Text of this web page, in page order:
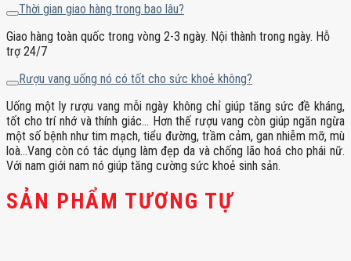
Thời gian giao hàng trong bao lâu?
Giao hàng toàn quốc trong vòng 2-3 ngày. Nội thành trong ngày. Hỗ
trợ 24/7
Rượu vang uống nó có tốt cho sức khoẻ không?
Uống một ly rượu vang mỗi ngày không chỉ giúp tăng sức đề kháng,
tốt cho trí nhớ và thính giác… Hơn thế rượu vang còn giúp ngăn ngừa
một số bệnh như tim mạch, tiểu đường, trầm cảm, gan nhiễm mỡ, mù
loà…Vang còn có tác dụng làm đẹp da và chống lão hoá cho phái nữ.
Với nam giới nam nó giúp tăng cường sức khoẻ sinh sản.
SẢN PHẨM TƯƠNG TỰ